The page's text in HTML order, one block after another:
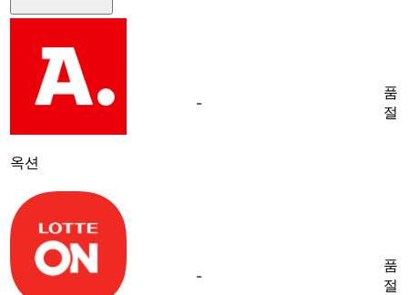
옥션
-
품
절
-
품
절